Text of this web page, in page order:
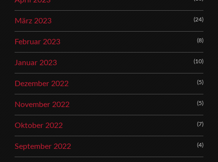
März 2023 (24)
Februar 2023 (8)
Januar 2023 (10)
Dezember 2022 (5)
November 2022 (5)
Oktober 2022 (7)
September 2022 (4)